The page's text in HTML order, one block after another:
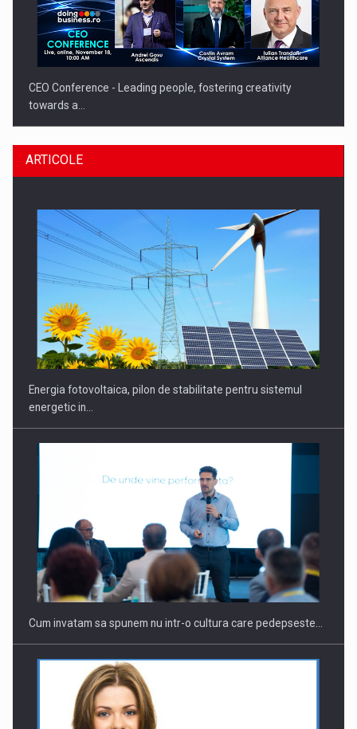
CEO Conference - Leading people, fostering creativity
towards a…
CEO Conference - Shaping The Future - Technology and…
Webinar - Business Evolution-RETHINK STRATEGY-Finantare
Investitii Digitalizare
ARTICOLE
Energia fotovoltaica, pilon de stabilitate pentru sistemul
energetic in…
Cum invatam sa spunem nu intr-o cultura care pedepseste…